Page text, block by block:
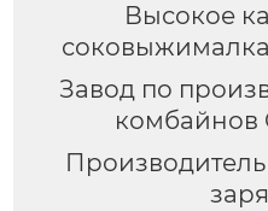
Высокое
Завод по
комбайнов